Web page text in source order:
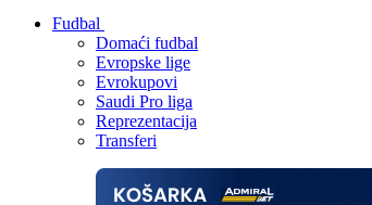
Fudbal
Domaći fudbal
Evropske lige
Evrokupovi
Saudi Pro liga
Reprezentacija
Transferi